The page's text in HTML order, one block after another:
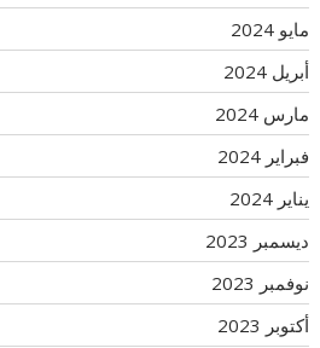
مايو 2024
أبريل 2024
مارس 2024
فبراير 2024
يناير 2024
ديسمبر 2023
نوفمبر 2023
أكتوبر 2023